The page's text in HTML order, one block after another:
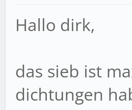
Hallo dirk,
das sieb ist
dichtungen